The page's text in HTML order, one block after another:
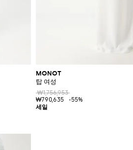
MONOT
탑 여성
₩1,756,953
₩790,635
-55%